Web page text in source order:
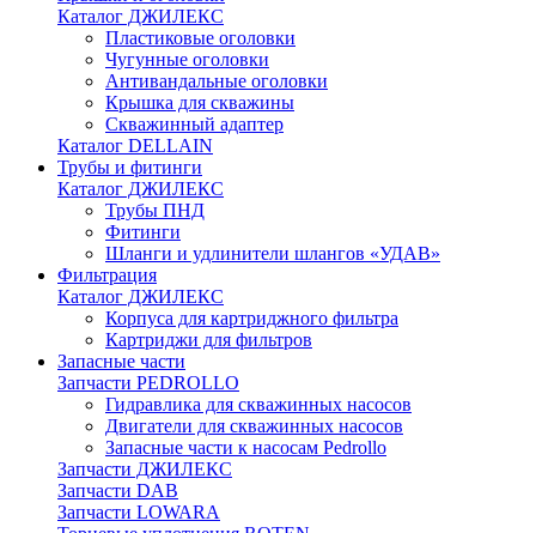
Каталог ДЖИЛЕКС
Пластиковые оголовки
Чугунные оголовки
Антивандальные оголовки
Крышка для скважины
Скважинный адаптер
Каталог DELLAIN
Трубы и фитинги
Каталог ДЖИЛЕКС
Трубы ПНД
Фитинги
Шланги и удлинители шлангов «УДАВ»
Фильтрация
Каталог ДЖИЛЕКС
Корпуса для картриджного фильтра
Картриджи для фильтров
Запасные части
Запчасти PEDROLLO
Гидравлика для скважинных насосов
Двигатели для скважинных насосов
Запасные части к насосам Pedrollo
Запчасти ДЖИЛЕКС
Запчасти DAB
Запчасти LOWARA